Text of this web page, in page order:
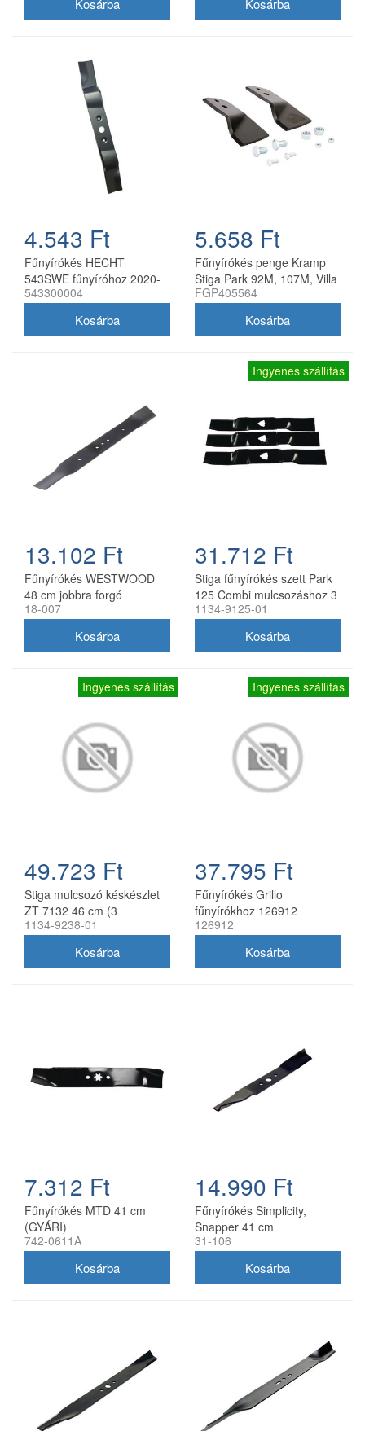
4.543 Ft
Fűnyírókés HECHT
543SWE fűnyíróhoz 2020-
21
543300004
5.658 Ft
Fűnyírókés penge Kramp
Stiga Park 92M, 107M, Villa
92M, 107M 170 mm
FGP405564
13.102 Ft
Fűnyírókés WESTWOOD
48 cm jobbra forgó
18-007
Ingyenes szállítás
31.712 Ft
Stiga fűnyírókés szett Park
125 Combi mulcsozáshoz 3
db
1134-9125-01
Ingyenes szállítás
49.723 Ft
Stiga mulcsozó késkészlet
ZT 7132 46 cm (3
db/csomag) 1134-9238-01
1134-9238-01
Ingyenes szállítás
37.795 Ft
Fűnyírókés Grillo
fűnyírókhoz 126912
126912
7.312 Ft
Fűnyírókés MTD 41 cm
(GYÁRI)
742-0611A
14.990 Ft
Fűnyírókés Simplicity,
Snapper 41 cm
(1704856SM)
31-106